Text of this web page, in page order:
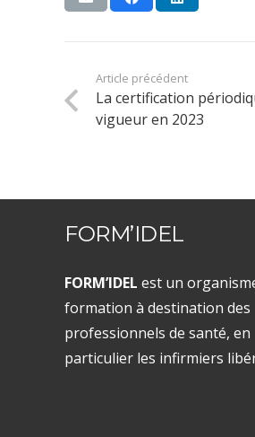
Article précédent
La certification
vigueur en 2023
FORM’IDEL
FORM’IDEL est un
formation à destination des
professionnels de santé, en
particulier les infirmiers